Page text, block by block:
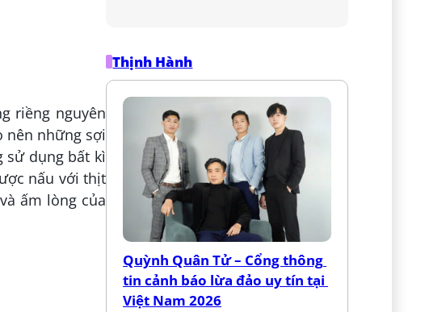
riềng nguyên
nên những sợi
sử dụng bất kì
nấu với thịt
ấm lòng của
Thịnh Hành
Quỳnh Quân Tử – Cổng thông
tin cảnh báo lừa đảo uy tín tại
Việt Nam 2026